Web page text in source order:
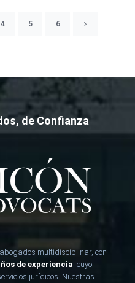
4 5 6
de Confianza
multidisciplinar, con
de experiencia, cuyo
jurídicos. Nuestras